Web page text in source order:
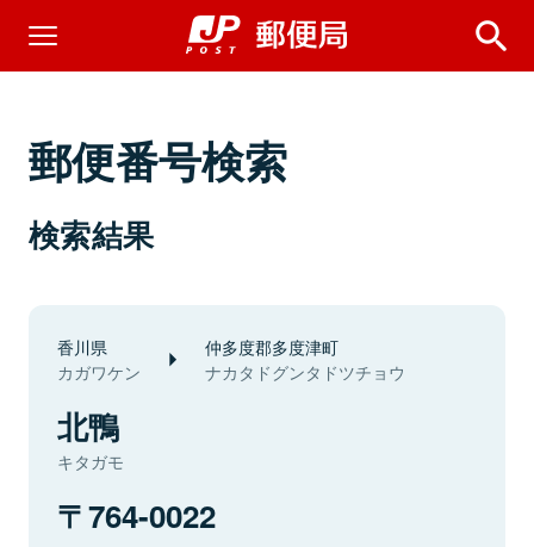
郵便番号検索
検索結果
香川県
カガワケン
仲多度郡多度津町
ナカタドグンタドツチョウ
北鴨
キタガモ
764-0022